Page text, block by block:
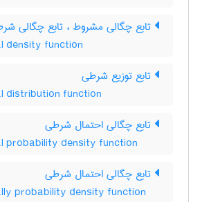
تابع چگالی مشروط ، تابع چگالی
density function
تابع توزیع شرطی
distribution function
تابع چگالی احتمال شرطی
probability density function
تابع چگالی احتمال شرطی
probability density function